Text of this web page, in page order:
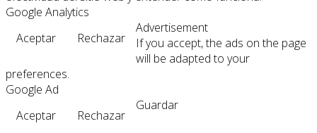
Google Analytics
Aceptar
Rechazar
Advertisement
If you accept, the ads on the page
will be adapted to your
preferences.
Google Ad
Aceptar
Rechazar
Guardar